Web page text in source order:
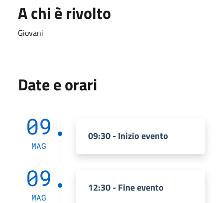
A chi è rivolto
Giovani
Date e orari
09
MAG
09:30 - Inizio evento
09
MAG
12:30 - Fine evento